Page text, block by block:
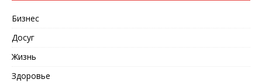
Бизнес
Досуг
Жизнь
Здоровье